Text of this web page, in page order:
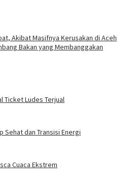
Akibat Masifnya Kerusakan di Aceh
Bakan yang Membanggakan
Ticket Ludes Terjual
Sehat dan Transisi Energi
Cuaca Ekstrem